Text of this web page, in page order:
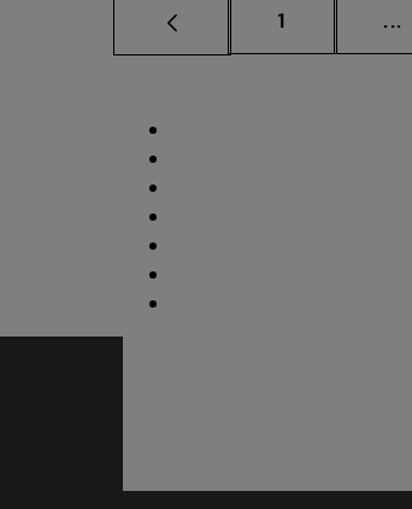
Página
1 ...